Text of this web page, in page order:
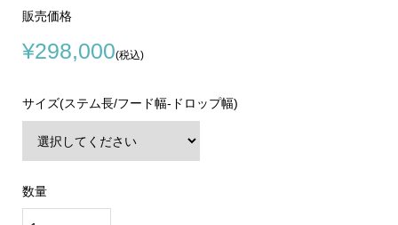
販売価格
¥298,000(税込)
サイズ(ステム長/フード幅-ドロップ幅)
数量